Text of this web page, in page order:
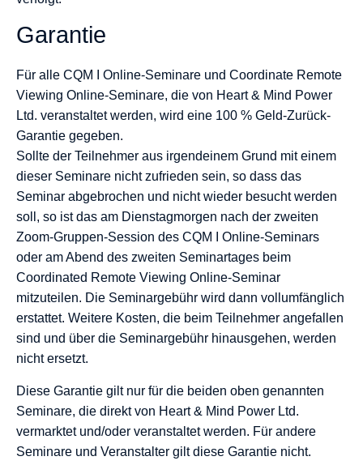
Garantie
Für alle CQM I Online-Seminare und Coordinate Remote
Viewing Online-Seminare, die von Heart & Mind Power
Ltd. veranstaltet werden, wird eine 100 % Geld-Zurück-
Garantie gegeben.
Sollte der Teilnehmer aus irgendeinem Grund mit einem
dieser Seminare nicht zufrieden sein, so dass das
Seminar abgebrochen und nicht wieder besucht werden
soll, so ist das am Dienstagmorgen nach der zweiten
Zoom-Gruppen-Session des CQM I Online-Seminars
oder am Abend des zweiten Seminartages beim
Coordinated Remote Viewing Online-Seminar
mitzuteilen. Die Seminargebühr wird dann vollumfänglich
erstattet. Weitere Kosten, die beim Teilnehmer angefallen
sind und über die Seminargebühr hinausgehen, werden
nicht ersetzt.
Diese Garantie gilt nur für die beiden oben genannten
Seminare, die direkt von Heart & Mind Power Ltd.
vermarktet und/oder veranstaltet werden. Für andere
Seminare und Veranstalter gilt diese Garantie nicht.